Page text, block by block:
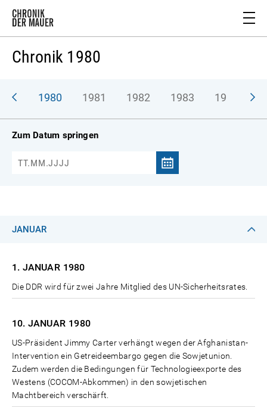
Chronik 1980
1980 1981 1982 1983 1984
Zum Datum springen
JANUAR
1. JANUAR 1980
Die DDR wird für zwei Jahre Mitglied des UN-Sicherheitsrates.
10. JANUAR 1980
US-Präsident Jimmy Carter verhängt wegen der Afghanistan-
Intervention ein Getreideembargo gegen die Sowjetunion.
Zudem werden die Bedingungen für Technologieexporte des
Westens (COCOM-Abkommen) in den sowjetischen
Machtbereich verschärft.